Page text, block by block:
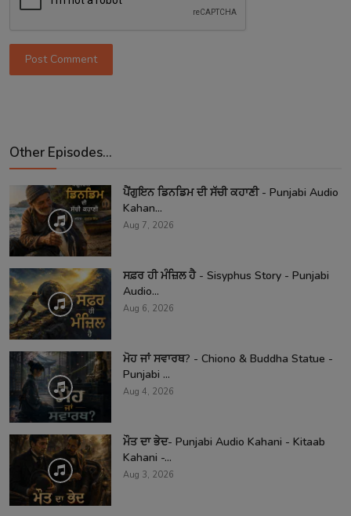
Post Comment
Other Episodes...
ਪੈਂਗੁਇਨ ਡਿਨਡਿਮ ਦੀ ਸੱਚੀ ਕਹਾਣੀ - Punjabi Audio
Kahan...
Aug 7, 2026
ਸਫ਼ਰ ਹੀ ਮੰਜ਼ਿਲ ਹੈ - Sisyphus Story - Punjabi
Audio...
Aug 6, 2026
ਮੋਹ ਜਾਂ ਸਵਾਰਥ? - Chiono & Buddha Statue -
Punjabi ...
Aug 4, 2026
ਮੌਤ ਦਾ ਭੇਦ- Punjabi Audio Kahani - Kitaab
Kahani -...
Aug 3, 2026